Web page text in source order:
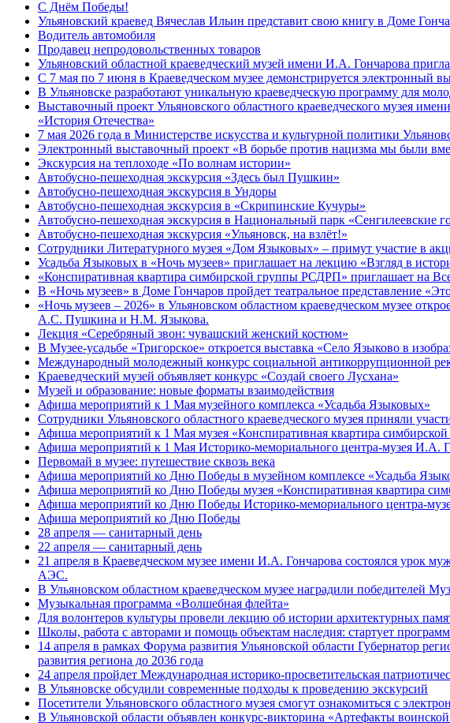
С Днём Победы!
Ульяновский краевед Вячеслав Ильин представит свою книгу в Доме
Водитель автомобиля
Продавец непродовольственных товаров
Ульяновский областной краеведческий музей имени И.А. Гончарова
С 7 мая по 7 июня в Краеведческом музее демонстрируется электронный
В Ульяновске разработают уникальную краеведческую программу для
Выставочный проект Ульяновского областного краеведческого музея
«История Отечества»
7 мая 2026 года в Министерстве искусства и культурной политики
Электронный выставочный проект «В борьбе против нацизма мы были
Экскурсия на теплоходе «По волнам истории»
Автобусно-пешеходная экскурсия «Здесь был Пушкин»
Автобусно-пешеходная экскурсия в Ундоры
Автобусно-пешеходная экскурсия в «Скрипинские Кучуры»
Автобусно-пешеходная экскурсия в Национальный парк «Сенгилеевские
Автобусно-пешеходная экскурсия «Ульяновск, на взлёт!»
Сотрудники Литературного музея «Дом Языковых» – примут участие в
Усадьба Языковых в «Ночь музеев» приглашает на лекцию «Взгляд в
«Конспиративная квартира симбирской группы РСДРП» приглашает на
В «Ночь музеев» в Доме Гончаров пройдет театральное представление
«Ночь музеев – 2026» в Ульяновском областном краеведческом музее
А.С. Пушкина и Н.М. Языкова.
Лекция «Серебряный звон: чувашский женский костюм»
В Музее-усадьбе «Тригорское» откроется выставка «Село Языково в
Международный молодежный конкурс социальной антикоррупционной
Краеведческий музей объявляет конкурс «Создай своего Лусхана»
Музей и образование: новые форматы взаимодействия
Афиша мероприятий к 1 Мая музейного комплекса «Усадьба Языковых»
Сотрудники Ульяновского областного краеведческого музея приняли
Афиша мероприятий к 1 Мая музея «Конспиративная квартира
Афиша мероприятий к 1 Мая Историко-мемориального центра-музея И.А.
Первомай в музее: путешествие сквозь века
Афиша мероприятий ко Дню Победы в музейном комплексе «Усадьба
Афиша мероприятий ко Дню Победы музея «Конспиративная квартира
Афиша мероприятий ко Дню Победы Историко-мемориального центра-
Афиша мероприятий ко Дню Победы
28 апреля — санитарный день
22 апреля — санитарный день
21 апреля в Краеведческом музее имени И.А. Гончарова состоялся урок
АЭС.
В Ульяновском областном краеведческом музее наградили победителей
Музыкальная программа «Волшебная флейта»
Для волонтеров культуры провели лекцию об истории архитектурных
Школы, работа с авторами и помощь объектам наследия: стартует
14 апреля в рамках Форума развития Ульяновской области Губернатор
развития региона до 2036 года
24 апреля пройдет Международная историко-просветительская
В Ульяновске обсудили современные подходы к проведению экскурсий
Посетители Ульяновского областного музея смогут ознакомиться с
В Ульяновской области объявлен конкурс-викторина «Артефакты